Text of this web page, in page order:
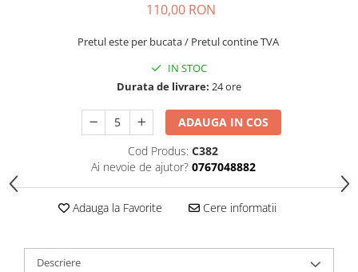
110,00 RON
Pretul este per bucata / Pretul contine TVA
IN STOC
Durata de livrare: 24 ore
ADAUGA IN COS
Cod Produs: C382
Ai nevoie de ajutor? 0767048882
Adauga la Favorite Cere informatii
Descriere